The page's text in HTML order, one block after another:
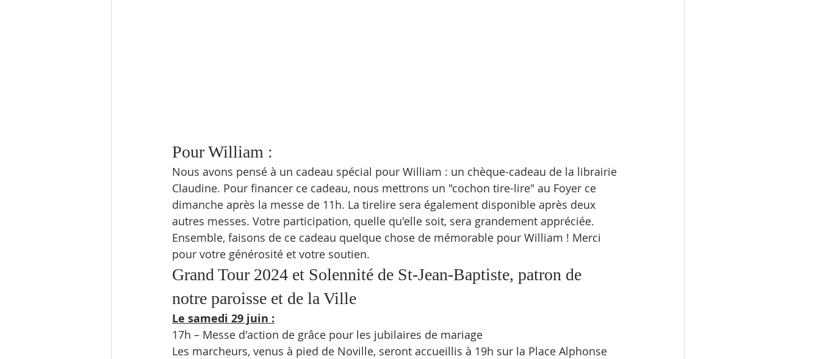
Pour William :
Nous avons pensé à un cadeau spécial pour William : un chèque-cadeau de la librairie
Claudine. Pour financer ce cadeau, nous mettrons un "cochon tire-lire" au Foyer ce
dimanche après la messe de 11h. La tirelire sera également disponible après deux
autres messes. Votre participation, quelle qu'elle soit, sera grandement appréciée.
Ensemble, faisons de ce cadeau quelque chose de mémorable pour William ! Merci
pour votre générosité et votre soutien.
Grand Tour 2024 et Solennité de St-Jean-Baptiste, patron de
notre paroisse et de la Ville
Le samedi 29 juin :
17h – Messe d'action de grâce pour les jubilaires de mariage
Les marcheurs, venus à pied de Noville, seront accueillis à 19h sur la Place Alphonse